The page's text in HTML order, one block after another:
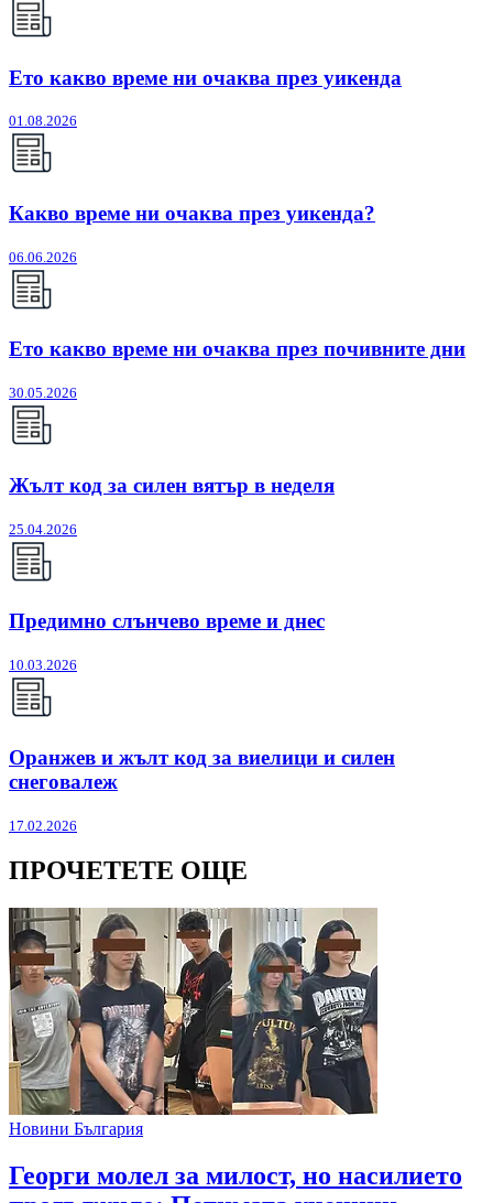
Ето какво време ни очаква през уикенда
01.08.2026
Какво време ни очаква през уикенда?
06.06.2026
Ето какво време ни очаква през почивните дни
30.05.2026
Жълт код за силен вятър в неделя
25.04.2026
Предимно слънчево време и днес
10.03.2026
Оранжев и жълт код за виелици и силен
снеговалеж
17.02.2026
ПРОЧЕТЕТЕ ОЩЕ
Новини България
Георги молел за милост, но насилието